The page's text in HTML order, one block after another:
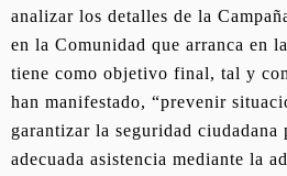
analizar los detalles de la
en la Comunidad que arranca en
tiene como objetivo final, tal y
han manifestado, “prevenir
garantizar la seguridad ciudadana
adecuada asistencia mediante la